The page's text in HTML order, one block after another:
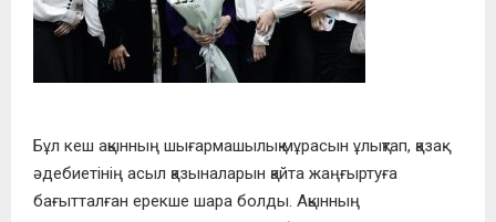
Бұл кеш ақынның шығармашылық мұрасын ұлықтап, қазақ
әдебиетінің асыл қазыналарын қайта жаңғыртуға
бағытталған ерекше шара болды. Ақынның